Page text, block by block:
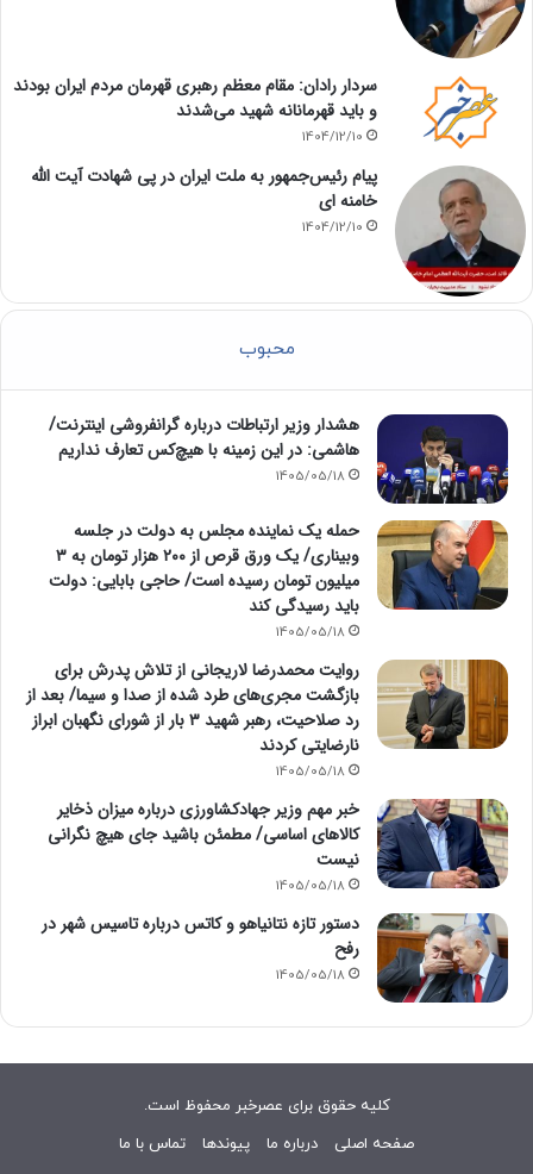
سردار رادان: مقام معظم رهبری قهرمان مردم ایران بودند
و باید قهرمانانه شهید می‌شدند
1404/12/10
پیام رئیس‌جمهور به ملت ایران در پی شهادت آیت الله
خامنه ای
1404/12/10
محبوب
هشدار وزیر ارتباطات درباره گرانفروشی اینترنت/
هاشمی: در این زمینه با هیچ‌کس تعارف نداریم
1405/05/18
حمله یک نماینده مجلس به دولت در جلسه
وبیناری/ یک ورق قرص از ۲۰۰ هزار تومان به ۳
میلیون تومان رسیده است/ حاجی بابایی: دولت
باید رسیدگی کند
1405/05/18
روایت محمدرضا لاریجانی از تلاش پدرش برای
بازگشت مجری‌های طرد شده از صدا و سیما/ بعد از
رد صلاحیت، رهبر شهید ۳ بار از شورای نگهبان ابراز
نارضایتی کردند
1405/05/18
خبر مهم وزیر جهادکشاورزی درباره میزان ذخایر
کالاهای اساسی/ مطمئن باشید جای هیچ نگرانی
نیست
1405/05/18
دستور تازه نتانیاهو و کاتس درباره تاسیس شهر در
رفح
1405/05/18
کلیه حقوق برای عصرخبر محفوظ است.
صفحه اصلی
درباره ما پیوندها تماس با ما